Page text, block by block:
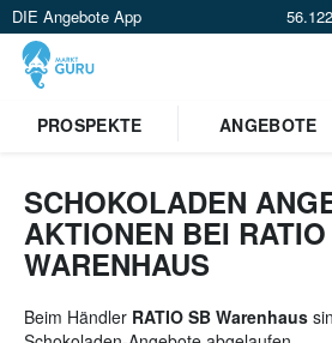
DIE Angebote App
Standort
PROSPEKTE ANGEBOTE
SCHOKOLADEN
AKTIONEN BEI
WARENHAUS
Beim Händler RATIO SB Warenhaus